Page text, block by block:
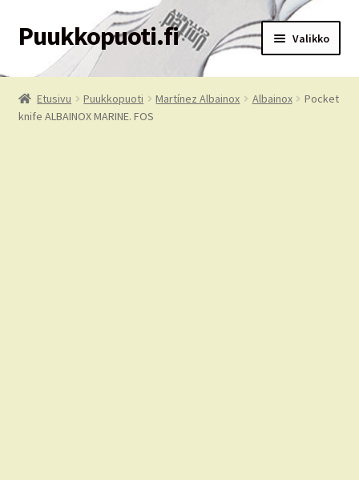
Siirry
navigointiin
Siirry
sisältöön
Puukkopuoti.fi Valikko
Etusivu
Puukkopuoti
Etusivu Puukkopuoti Martínez Albainox Albainox
Pocket
knife ALBAINOX MARINE. FOS